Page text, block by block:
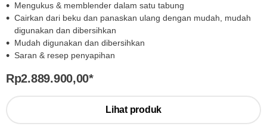
Mengukus & memblender dalam satu tabung
Cairkan dari beku dan panaskan ulang dengan mudah, mudah
digunakan dan dibersihkan
Mudah digunakan dan dibersihkan
Saran & resep penyapihan
Rp2.889.900,00*
Lihat produk